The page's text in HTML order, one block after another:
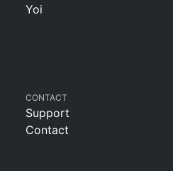
Yoi
CONTACT
Support
Contact